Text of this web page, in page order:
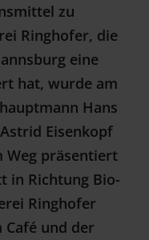
zu
Ringhofer, die
eine
hat, wurde am
Hans
Astrid Eisenkopf
Weg präsentiert
in Richtung Bio-
Ringhofer
und der